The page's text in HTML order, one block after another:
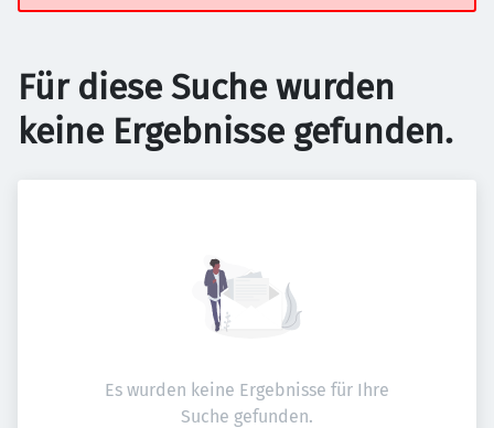
Für diese Suche wurden
keine Ergebnisse gefunden.
Es wurden keine Ergebnisse für Ihre
Suche gefunden.